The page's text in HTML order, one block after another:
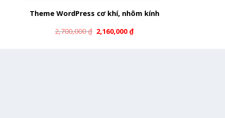
Theme WordPress cơ khí, nhôm kính
2,700,000₫ 2,160,000₫